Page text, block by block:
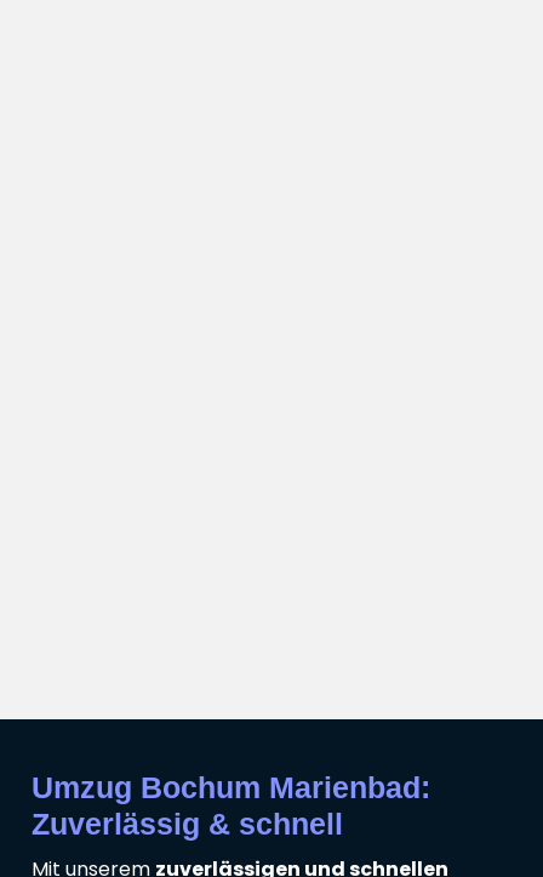
Umzug Bochum Marienbad:
Zuverlässig & schnell
Mit unserem zuverlässigen und schnellen